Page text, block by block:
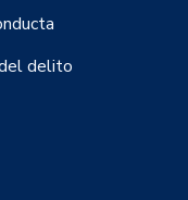
delito